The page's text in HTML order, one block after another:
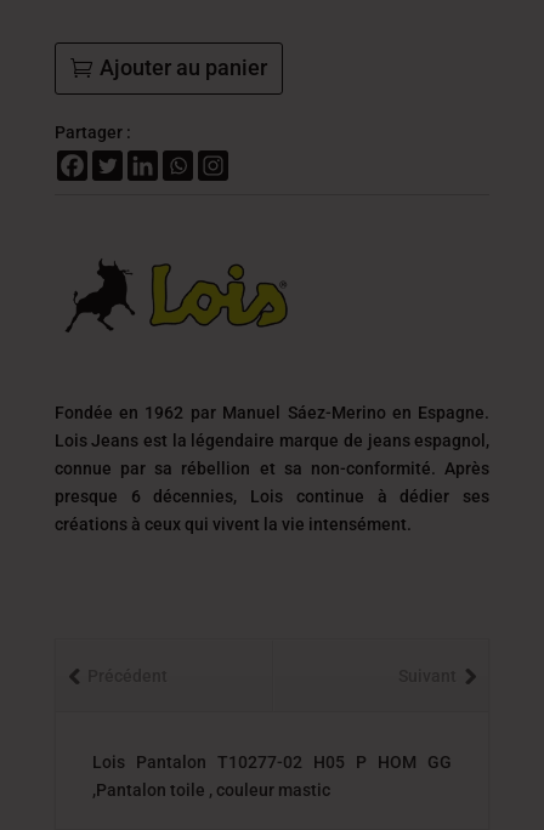
Ajouter au panier
Partager :
Fondée en 1962 par Manuel Sáez-Merino en Espagne.
Lois Jeans est la légendaire marque de jeans espagnol,
connue par sa rébellion et sa non-conformité. Après
presque 6 décennies, Lois continue à dédier ses
créations à ceux qui vivent la vie intensément.
Lois Pantalon T10277-02 H05 P HOM GG
,Pantalon toile , couleur mastic